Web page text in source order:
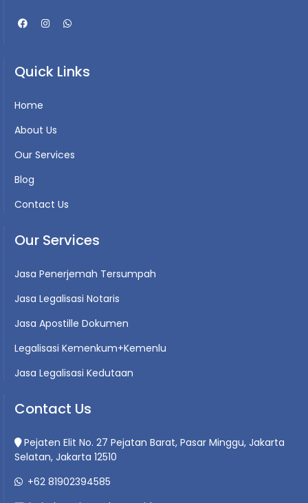
Quick Links
Home
About Us
Our Services
Blog
Contact Us
Our Services
Jasa Penerjemah Tersumpah
Jasa Legalisasi Notaris
Jasa Apostille Dokumen
Legalisasi Kemenkum+Kemenlu
Jasa Legalisasi Kedutaan
Contact Us
Pejaten Elit No. 27 Pejatan Barat, Pasar Minggu, Jakarta
Selatan, Jakarta 12510
+62 81902394585